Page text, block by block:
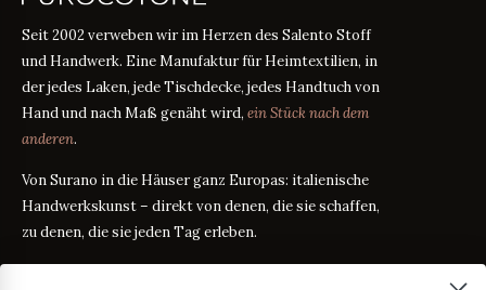
Seit 2002 verweben wir im Herzen des Salento Stoff
und Handwerk. Eine Manufaktur für Heimtextilien, in
der jedes Laken, jede Tischdecke, jedes Handtuch von
Hand und nach Maß genäht wird, ein Stück nach dem
anderen.
Von Surano in die Häuser ganz Europas: italienische
Handwerkskunst – direkt von denen, die sie schaffen,
zu denen, die sie jeden Tag erleben.